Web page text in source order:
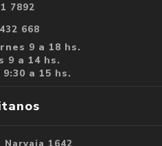
7892
668
9 a 18 hs.
9 a 14 hs.
a 15 hs.